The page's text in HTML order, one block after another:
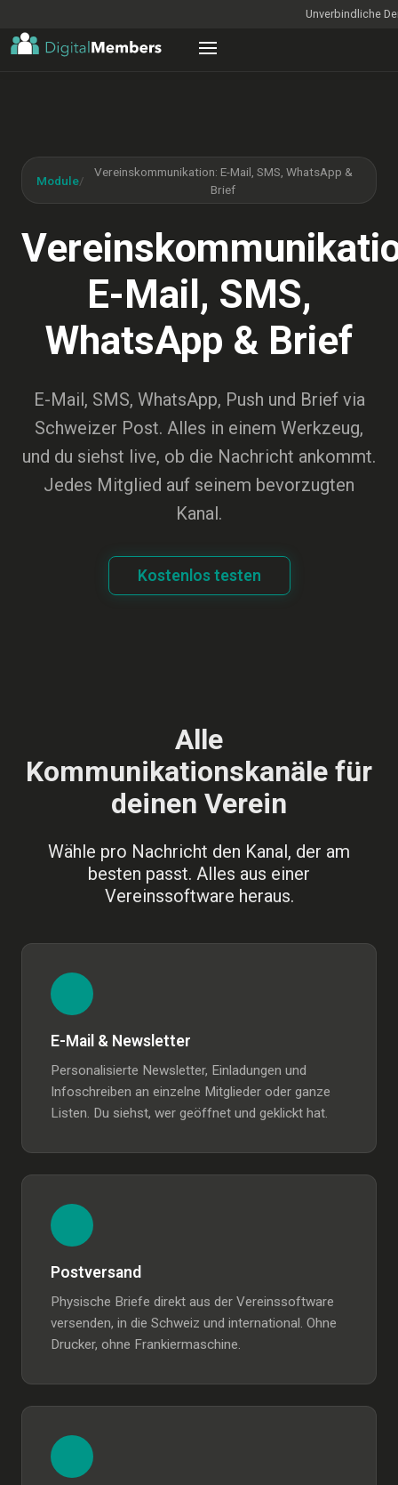
Unverbindliche
Module/
Vereinskommunikation: E-Mail, SMS, WhatsApp &
Brief
E-Mail, SMS,
WhatsApp & Brief
E-Mail, SMS, WhatsApp, Push und Brief via
Schweizer Post. Alles in einem Werkzeug,
und du siehst live, ob die Nachricht ankommt.
Jedes Mitglied auf seinem bevorzugten
Kanal.
Kostenlos testen
Alle
Kommunikationskanäle für
deinen Verein
Wähle pro Nachricht den Kanal, der am
besten passt. Alles aus einer
Vereinssoftware heraus.
E-Mail & Newsletter
Personalisierte Newsletter, Einladungen und
Infoschreiben an einzelne Mitglieder oder ganze
Listen. Du siehst, wer geöffnet und geklickt hat.
Postversand
Physische Briefe direkt aus der Vereinssoftware
versenden, in die Schweiz und international. Ohne
Drucker, ohne Frankiermaschine.